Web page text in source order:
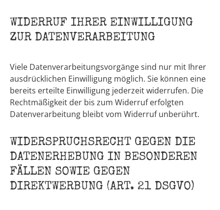
WIDERRUF IHRER EINWILLIGUNG
ZUR DATENVERARBEITUNG
Viele Datenverarbeitungsvorgänge sind nur mit Ihrer
ausdrücklichen Einwilligung möglich. Sie können eine
bereits erteilte Einwilligung jederzeit widerrufen. Die
Rechtmäßigkeit der bis zum Widerruf erfolgten
Datenverarbeitung bleibt vom Widerruf unberührt.
WIDERSPRUCHSRECHT GEGEN DIE
DATENERHEBUNG IN BESONDEREN
FÄLLEN SOWIE GEGEN
DIREKTWERBUNG (ART. 21 DSGVO)